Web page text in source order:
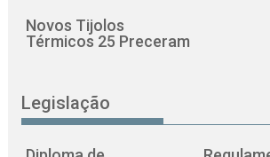
Novos Tijolos
Térmicos 25 Preceram
Legislação